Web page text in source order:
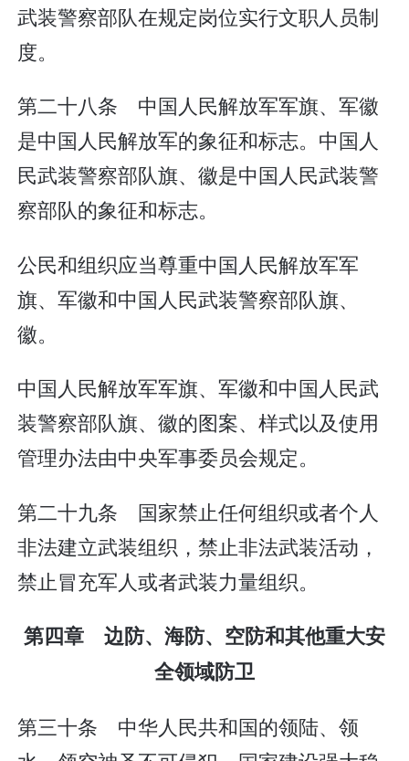
武装警察部队在规定岗位实行文职人员制
度。
第二十八条 中国人民解放军军旗、军徽
是中国人民解放军的象征和标志。中国人
民武装警察部队旗、徽是中国人民武装警
察部队的象征和标志。
公民和组织应当尊重中国人民解放军军
旗、军徽和中国人民武装警察部队旗、
徽。
中国人民解放军军旗、军徽和中国人民武
装警察部队旗、徽的图案、样式以及使用
管理办法由中央军事委员会规定。
第二十九条 国家禁止任何组织或者个人
非法建立武装组织，禁止非法武装活动，
禁止冒充军人或者武装力量组织。
第四章 边防、海防、空防和其他重大安
全领域防卫
第三十条 中华人民共和国的领陆、领